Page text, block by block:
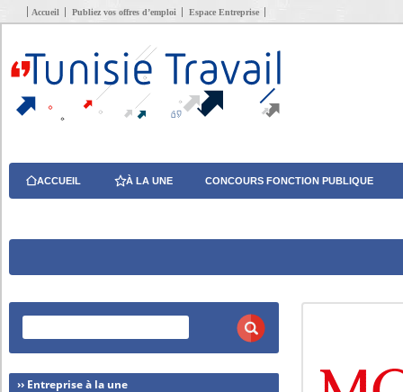
Accueil Publiez vos offres d’emploi Espace Entreprise
ACCUEIL À LA UNE CONCOURS FONCTION PUBLIQUE
›› Entreprise à la une